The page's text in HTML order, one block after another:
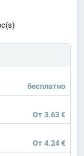
бесплатно
От 3.63 €
От 4.24 €